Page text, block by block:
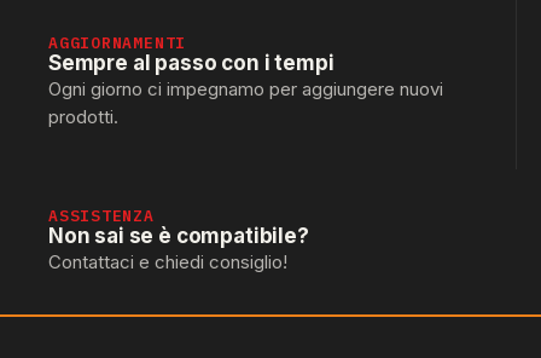
AGGIORNAMENTI
Sempre al passo con i tempi
Ogni giorno ci impegnamo per aggiungere nuovi
prodotti.
ASSISTENZA
Non sai se è compatibile?
Contattaci e chiedi consiglio!